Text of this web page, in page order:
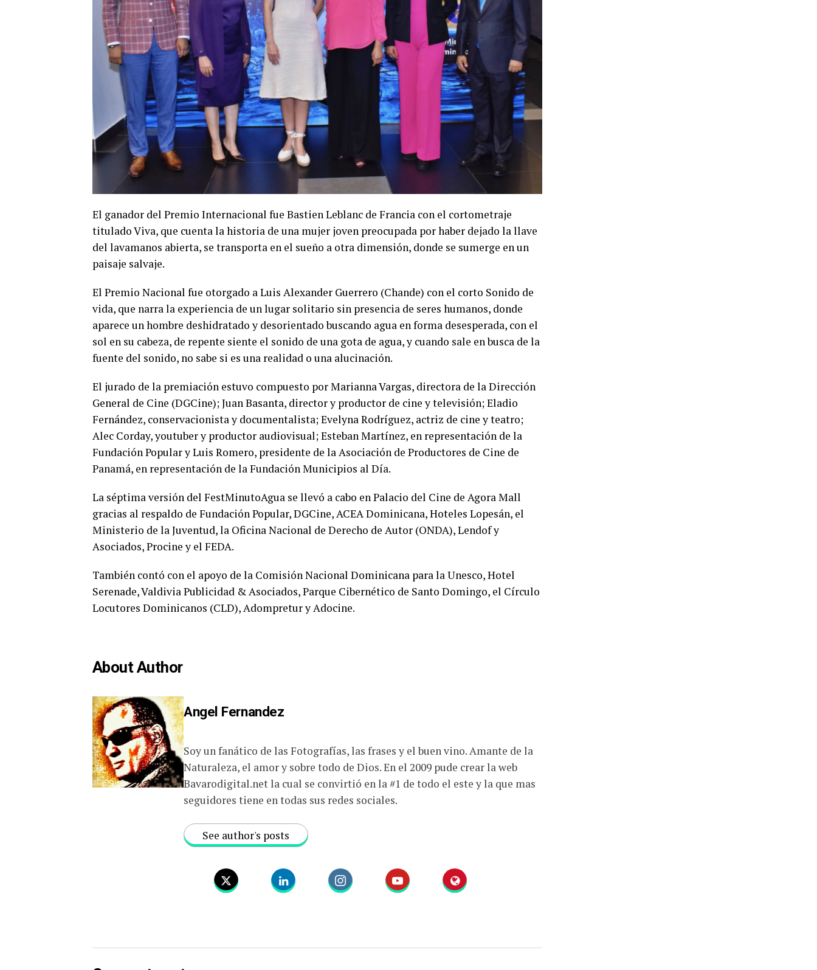
El ganador del Premio Internacional fue Bastien Leblanc de Francia con el cortometraje
titulado Viva, que cuenta la historia de una mujer joven preocupada por haber dejado la llave
del lavamanos abierta, se transporta en el sueño a otra dimensión, donde se sumerge en un
paisaje salvaje.
El Premio Nacional fue otorgado a Luis Alexander Guerrero (Chande) con el corto Sonido de
vida, que narra la experiencia de un lugar solitario sin presencia de seres humanos, donde
aparece un hombre deshidratado y desorientado buscando agua en forma desesperada, con el
sol en su cabeza, de repente siente el sonido de una gota de agua, y cuando sale en busca de la
fuente del sonido, no sabe si es una realidad o una alucinación.
El jurado de la premiación estuvo compuesto por Marianna Vargas, directora de la Dirección
General de Cine (DGCine); Juan Basanta, director y productor de cine y televisión; Eladio
Fernández, conservacionista y documentalista; Evelyna Rodríguez, actriz de cine y teatro;
Alec Corday, youtuber y productor audiovisual; Esteban Martínez, en representación de la
Fundación Popular y Luis Romero, presidente de la Asociación de Productores de Cine de
Panamá, en representación de la Fundación Municipios al Día.
La séptima versión del FestMinutoAgua se llevó a cabo en Palacio del Cine de Agora Mall
gracias al respaldo de Fundación Popular, DGCine, ACEA Dominicana, Hoteles Lopesán, el
Ministerio de la Juventud, la Oficina Nacional de Derecho de Autor (ONDA), Lendof y
Asociados, Procine y el FEDA.
También contó con el apoyo de la Comisión Nacional Dominicana para la Unesco, Hotel
Serenade, Valdivia Publicidad & Asociados, Parque Cibernético de Santo Domingo, el Círculo
Locutores Dominicanos (CLD), Adompretur y Adocine.
About Author
Angel Fernandez
Soy un fanático de las Fotografías, las frases y el buen vino. Amante de la
Naturaleza, el amor y sobre todo de Dios. En el 2009 pude crear la web
Bavarodigital.net la cual se convirtió en la #1 de todo el este y la que mas
seguidores tiene en todas sus redes sociales.
See author's posts